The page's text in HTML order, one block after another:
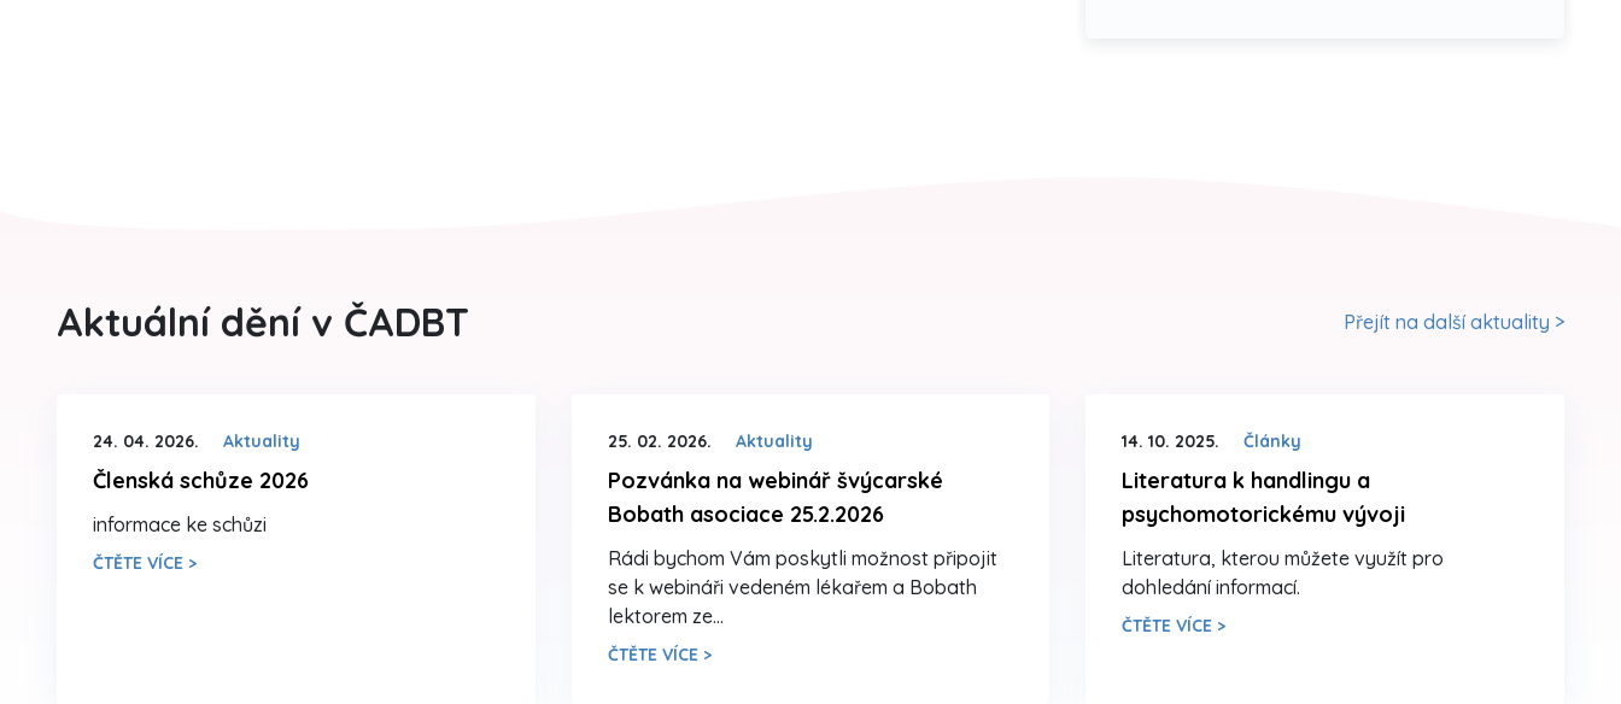
Aktuální dění v ČADBT Přejít na další aktuality >
24. 04. 2026. Aktuality
Členská schůze 2026
informace ke schůzi
ČTĚTE VÍCE >
25. 02. 2026. Aktuality
Pozvánka na webinář švýcarské
Bobath asociace 25.2.2026
Rádi bychom Vám poskytli možnost připojit
se k webináři vedeném lékařem a Bobath
lektorem ze…
ČTĚTE VÍCE >
14. 10. 2025. Články
Literatura k handlingu a
psychomotorickému vývoji
Literatura, kterou můžete využít pro
dohledání informací.
ČTĚTE VÍCE >